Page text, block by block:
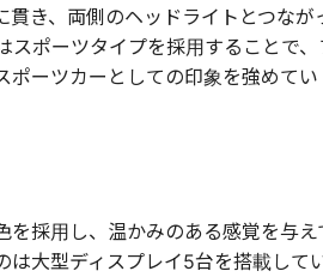
貫き、両側のヘッドライトとつなが
スポーツタイプを採用することで、
ポーツカーとしての印象を強めてい
を採用し、温かみのある感覚を与え
は大型ディスプレイ5台を搭載して